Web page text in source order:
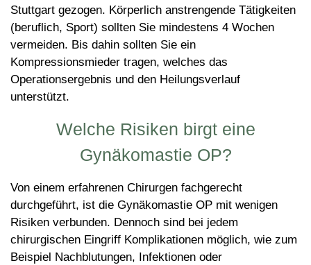
Stuttgart gezogen. Körperlich anstrengende Tätigkeiten
(beruflich, Sport) sollten Sie mindestens 4 Wochen
vermeiden. Bis dahin sollten Sie ein
Kompressionsmieder tragen, welches das
Operationsergebnis und den Heilungsverlauf
unterstützt.
Welche Risiken birgt eine
Gynäkomastie OP?
Von einem erfahrenen Chirurgen fachgerecht
durchgeführt, ist die Gynäkomastie OP mit wenigen
Risiken verbunden. Dennoch sind bei jedem
chirurgischen Eingriff Komplikationen möglich, wie zum
Beispiel Nachblutungen, Infektionen oder